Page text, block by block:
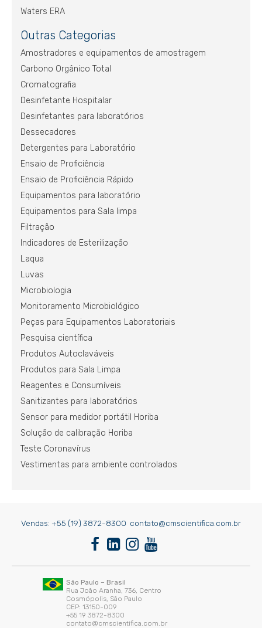
Waters ERA
Outras Categorias
Amostradores e equipamentos de amostragem
Carbono Orgânico Total
Cromatografia
Desinfetante Hospitalar
Desinfetantes para laboratórios
Dessecadores
Detergentes para Laboratório
Ensaio de Proficiência
Ensaio de Proficiência Rápido
Equipamentos para laboratório
Equipamentos para Sala limpa
Filtração
Indicadores de Esterilização
Laqua
Luvas
Microbiologia
Monitoramento Microbiológico
Peças para Equipamentos Laboratoriais
Pesquisa científica
Produtos Autoclaváveis
Produtos para Sala Limpa
Reagentes e Consumíveis
Sanitizantes para laboratórios
Sensor para medidor portátil Horiba
Solução de calibração Horiba
Teste Coronavírus
Vestimentas para ambiente controlados
Vendas: +55 (19) 3872-8300 contato@cmscientifica.com.br
São Paulo – Brasil
Rua João Aranha, 736, Centro
Cosmópolis, São Paulo
CEP: 13150-009
+55 19 3872-8300
contato@cmscientifica.com.br